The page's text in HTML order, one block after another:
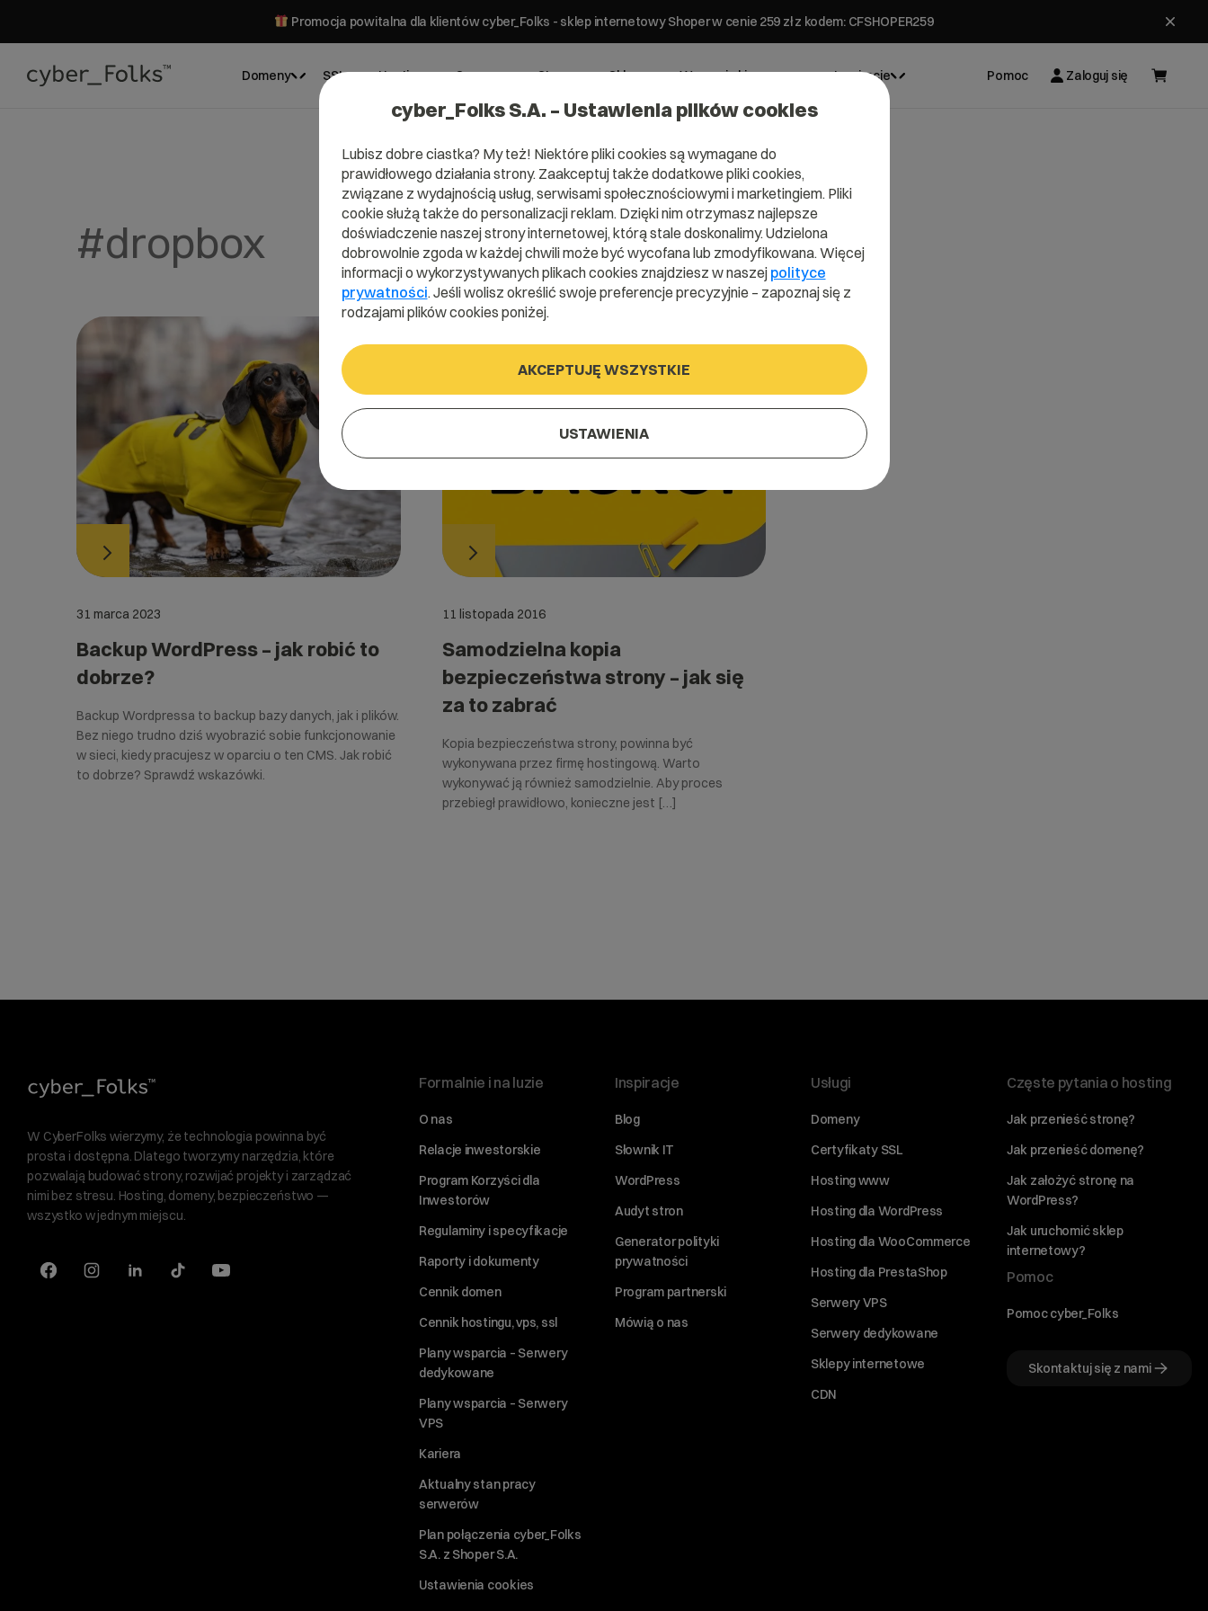
Promocja powitalna dla klientów cyber_Folks - sklep internetowy Shoper w cenie 259 zł z kodem: CFSHOPER259
Domeny SSL Hosting Serwery Strony Sklepy Wsparcie biznesowe Inspiracje Pomoc Zaloguj się
#dropbox
31 marca 2023
Backup WordPress – jak robić to
dobrze?
Backup Wordpressa to backup bazy danych, jak i plików.
Bez niego trudno dziś wyobrazić sobie funkcjonowanie
w sieci, kiedy pracujesz w oparciu o ten CMS. Jak robić
to dobrze? Sprawdź wskazówki.
11 listopada 2016
Samodzielna kopia
bezpieczeństwa strony – jak się
za to zabrać
Kopia bezpieczeństwa strony, powinna być
wykonywana przez firmę hostingową. Warto
wykonywać ją również samodzielnie. Aby proces
przebiegł prawidłowo, konieczne jest […]
W CyberFolks wierzymy, że technologia powinna być
prosta i dostępna. Dlatego tworzymy narzędzia, które
pozwalają budować strony, rozwijać projekty i zarządzać
nimi bez stresu. Hosting, domeny, bezpieczeństwo —
wszystko w jednym miejscu.
Formalnie i na luzie
O nas
Relacje inwestorskie
Program Korzyści dla
Inwestorów
Regulaminy i specyfikacje
Raporty i dokumenty
Cennik domen
Cennik hostingu, vps, ssl
Plany wsparcia – Serwery
dedykowane
Plany wsparcia – Serwery
VPS
Kariera
Aktualny stan pracy
serwerów
Plan połączenia cyber_Folks
S.A. z Shoper S.A.
Ustawienia cookies
Inspiracje
Blog
Słownik IT
WordPress
Audyt stron
Generator polityki
prywatności
Program partnerski
Mówią o nas
Usługi
Domeny
Certyfikaty SSL
Hosting www
Hosting dla WordPress
Hosting dla WooCommerce
Hosting dla PrestaShop
Serwery VPS
Serwery dedykowane
Sklepy internetowe
CDN
Częste pytania o hosting
Jak przenieść stronę?
Jak przenieść domenę?
Jak założyć stronę na
WordPress?
Jak uruchomić sklep
internetowy?
Pomoc
Pomoc cyber_Folks
Skontaktuj się z nami
cyber_Folks S.A. – Ustawienia plików cookies
Lubisz dobre ciastka? My też! Niektóre pliki cookies są wymagane do
prawidłowego działania strony. Zaakceptuj także dodatkowe pliki cookies,
związane z wydajnością usług, serwisami społecznościowymi i marketingiem. Pliki
cookie służą także do personalizacji reklam. Dzięki nim otrzymasz najlepsze
doświadczenie naszej strony internetowej, którą stale doskonalimy. Udzielona
dobrowolnie zgoda w każdej chwili może być wycofana lub zmodyfikowana. Więcej
informacji o wykorzystywanych plikach cookies znajdziesz w naszej polityce
prywatności. Jeśli wolisz określić swoje preferencje precyzyjnie – zapoznaj się z
rodzajami plików cookies poniżej.
AKCEPTUJĘ WSZYSTKIE
USTAWIENIA